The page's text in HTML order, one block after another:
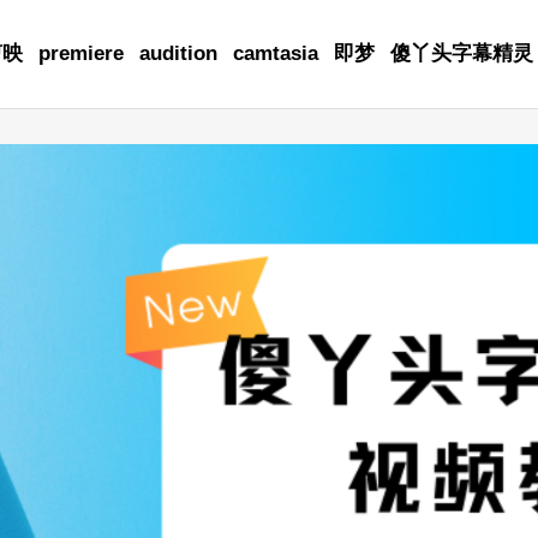
premiere audition camtasia 即梦 傻丫头字幕精灵